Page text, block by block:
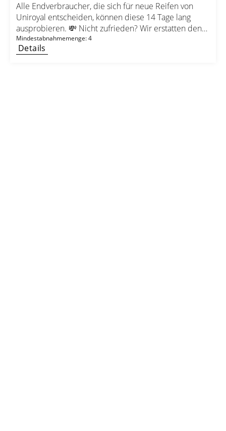
Alle Endverbraucher, die sich für neue Reifen von
Uniroyal entscheiden, können diese 14 Tage lang
ausprobieren. 💸 Nicht zufrieden? Wir erstatten den
vollen Kaufpreis zurück – ohne Wenn und Aber! 🚗
Jetzt Reifen auswählen & risikofrei testen! 🛞👉
Mindestabnahmemenge: 4
Details